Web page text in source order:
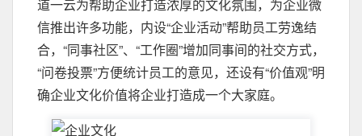
道一云为帮助企业打造浓厚的文化氛围，为企业微
信推出许多功能，内设“企业活动”帮助员工劳逸结
合，“同事社区”、“工作圈”增加同事间的社交方式，
“问卷投票”方便统计员工的意见，还设有“价值观”明
确企业文化价值将企业打造成一个大家庭。